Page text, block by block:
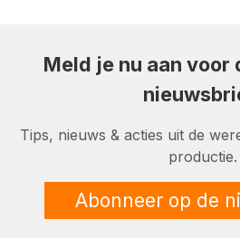
Meld je nu aan voor
Tips, nieuws & acties uit de
productie.
Abonneer op de